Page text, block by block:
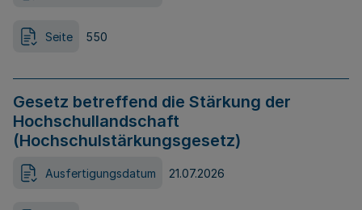
Seite 550
Gesetz betreffend die Stärkung der
Hochschullandschaft
(Hochschulstärkungsgesetz)
Ausfertigungsdatum 21.07.2026